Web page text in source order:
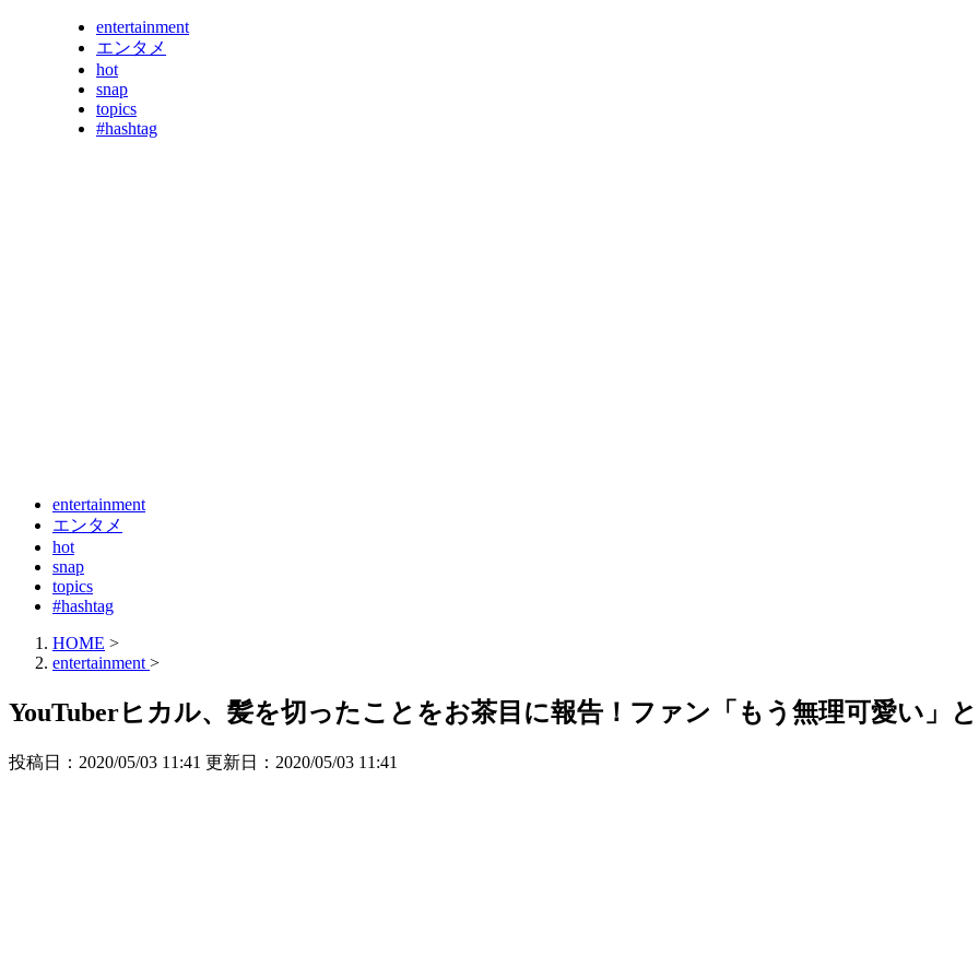
entertainment
エンタメ
hot
snap
topics
#hashtag
entertainment
エンタメ
hot
snap
topics
#hashtag
HOME >
entertainment >
YouTuberヒカル、髪を切ったことをお茶目に報告！ファン「もう無理可愛い」
投稿日：2020/05/03 11:41 更新日： 2020/05/03 11:41